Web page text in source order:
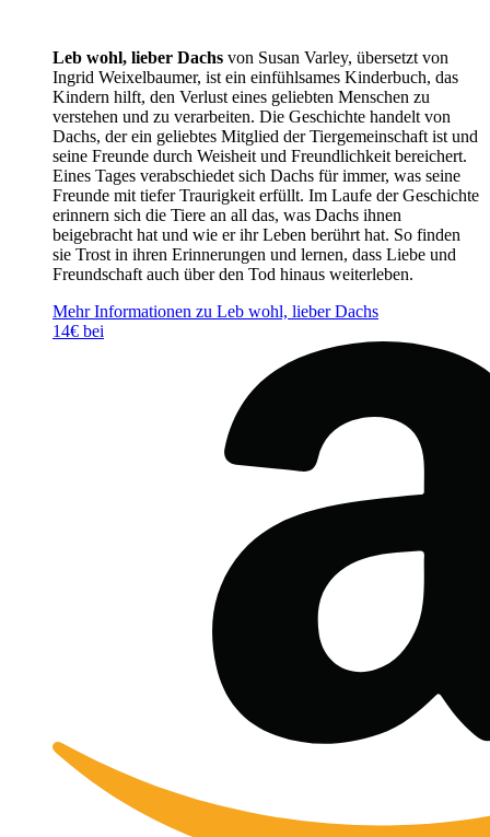
Leb wohl, lieber Dachs von Susan Varley, übersetzt von
Ingrid Weixelbaumer, ist ein einfühlsames Kinderbuch, das
Kindern hilft, den Verlust eines geliebten Menschen zu
verstehen und zu verarbeiten. Die Geschichte handelt von
Dachs, der ein geliebtes Mitglied der Tiergemeinschaft ist und
seine Freunde durch Weisheit und Freundlichkeit bereichert.
Eines Tages verabschiedet sich Dachs für immer, was seine
Freunde mit tiefer Traurigkeit erfüllt. Im Laufe der Geschichte
erinnern sich die Tiere an all das, was Dachs ihnen
beigebracht hat und wie er ihr Leben berührt hat. So finden
sie Trost in ihren Erinnerungen und lernen, dass Liebe und
Freundschaft auch über den Tod hinaus weiterleben.
Mehr Informationen zu Leb wohl, lieber Dachs
14€ bei